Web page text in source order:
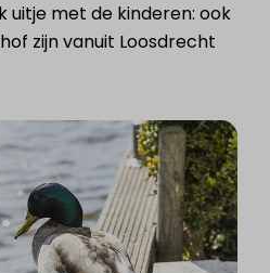
uitje met de kinderen: ook
zijn vanuit Loosdrecht